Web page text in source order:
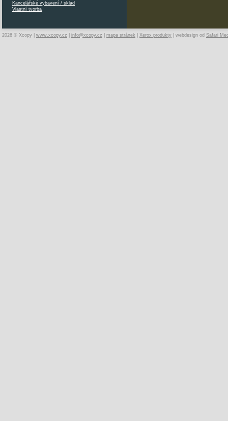
Kancelářské vybavení / sklad
Vlastní tvorba
2026 © Xcopy | www.xcopy.cz info@xcopy.cz mapa stránek Xerox produkty | webdesign od Safari